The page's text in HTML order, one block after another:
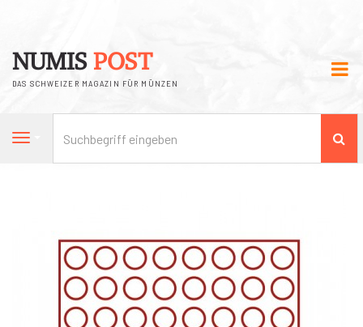
NUMIS POST
DAS SCHWEIZER MAGAZIN FÜR MÜNZEN
Navigation